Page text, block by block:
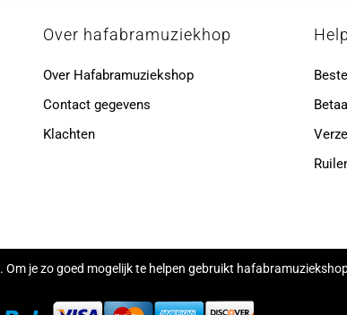
Over hafabramuziekhop
Over Hafabramuziekshop
Contact gegevens
Klachten
. Om je zo goed mogelijk te helpen gebruikt